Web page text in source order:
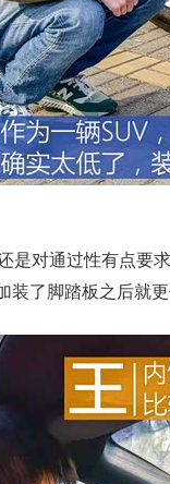
对通过性有点要求
装了脚踏板之后就